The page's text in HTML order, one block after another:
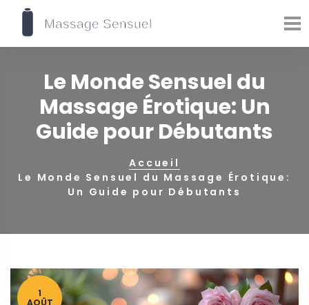
Le Monde Sensuel du
Massage Érotique: Un
Guide pour Débutants
Accueil
Le Monde Sensuel du Massage Érotique:
Un Guide pour Débutants
1
AOÛT